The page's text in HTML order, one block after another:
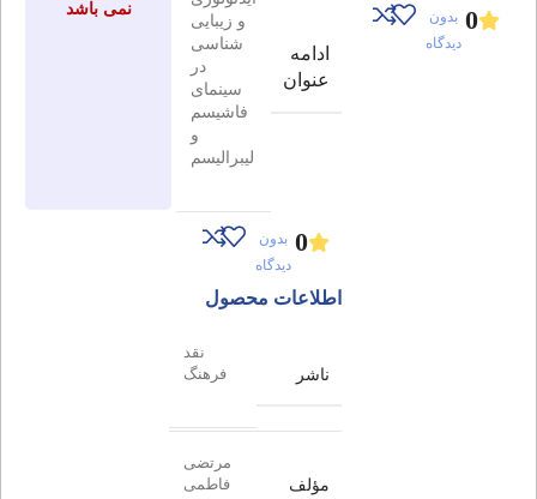
0 بدون
دیدگاه
ادامه
عنوان
و زیبایی
شناسی
در
سینمای
فاشیسم
و
لیبرالیسم
0 بدون
دیدگاه
اطلاعات محصول
ناشر
نقد
فرهنگ
مؤلف
مرتضی
فاطمی
نمی باشد